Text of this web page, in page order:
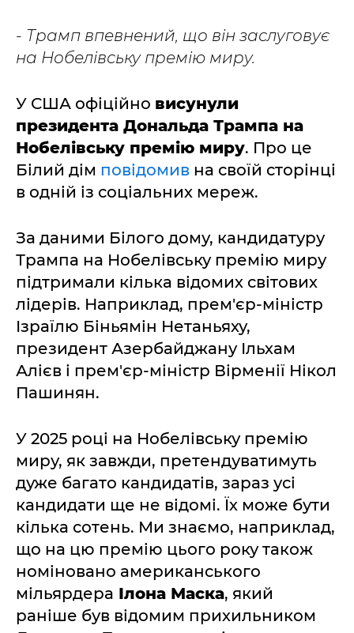
- Трамп впевнений, що він заслуговує
на Нобелівську премію миру.
У США офіційно висунули
президента Дональда Трампа на
Нобелівську премію миру. Про це
Білий дім повідомив на своїй сторінці
в одній із соціальних мереж.
За даними Білого дому, кандидатуру
Трампа на Нобелівську премію миру
підтримали кілька відомих світових
лідерів. Наприклад, прем'єр-міністр
Ізраїлю Біньямін Нетаньяху,
президент Азербайджану Ільхам
Алієв і прем'єр-міністр Вірменії Нікол
Пашинян.
У 2025 році на Нобелівську премію
миру, як завжди, претендуватимуть
дуже багато кандидатів, зараз усі
кандидати ще не відомі. Їх може бути
кілька сотень. Ми знаємо, наприклад,
що на цю премію цього року також
номіновано американського
мільярдера Ілона Маска, який
раніше був відомим прихильником